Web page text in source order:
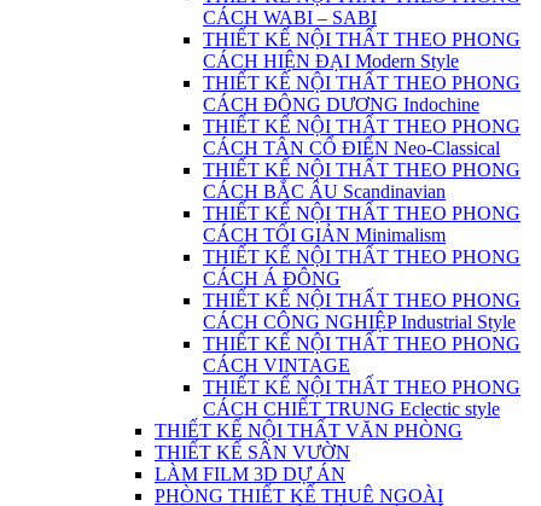
CÁCH WABI – SABI
THIẾT KẾ NỘI THẤT THEO PHONG
CÁCH HIỆN ĐẠI Modern Style
THIẾT KẾ NỘI THẤT THEO PHONG
CÁCH ĐÔNG DƯƠNG Indochine
THIẾT KẾ NỘI THẤT THEO PHONG
CÁCH TÂN CỔ ĐIỂN Neo-Classical
THIẾT KẾ NỘI THẤT THEO PHONG
CÁCH BẮC ÂU Scandinavian
THIẾT KẾ NỘI THẤT THEO PHONG
CÁCH TỐI GIẢN Minimalism
THIẾT KẾ NỘI THẤT THEO PHONG
CÁCH Á ĐÔNG
THIẾT KẾ NỘI THẤT THEO PHONG
CÁCH CÔNG NGHIỆP Industrial Style
THIẾT KẾ NỘI THẤT THEO PHONG
CÁCH VINTAGE
THIẾT KẾ NỘI THẤT THEO PHONG
CÁCH CHIẾT TRUNG Eclectic style
THIẾT KẾ NỘI THẤT VĂN PHÒNG
THIẾT KẾ SÂN VƯỜN
LÀM FILM 3D DỰ ÁN
PHÒNG THIẾT KẾ THUÊ NGOÀI